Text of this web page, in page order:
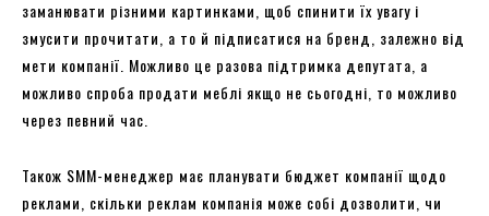
заманювати різними картинками, щоб спинити їх увагу і
змусити прочитати, а то й підписатися на бренд, залежно від
мети компанії. Можливо це разова підтримка депутата, а
можливо спроба продати меблі якщо не сьогодні, то можливо
через певний час.
Також SMM-менеджер має планувати бюджет компанії щодо
реклами, скільки реклам компанія може собі дозволити, чи